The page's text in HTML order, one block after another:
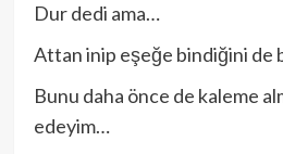
Dur dedi ama…
Attan inip eşeğe bindiğini de
Bunu daha önce de kaleme
edeyim…